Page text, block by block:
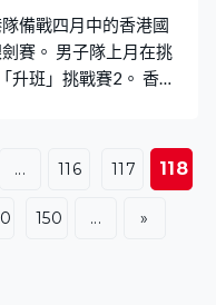
備戰四月中的香港國
賽。 男子隊上月在挑
升班」挑戰賽2。 香港
，全隊溝通有點失
三連霸，會鬥國家隊
期的訓練，在體能上
... 116 117 118
150 ... »